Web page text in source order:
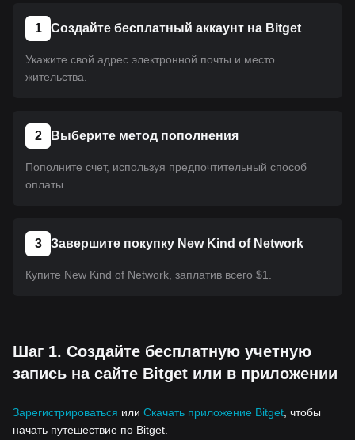
применимо ко всем криптовалютам,
размещенным на Bitget.
1 Создайте бесплатный аккаунт на Bitget
Укажите свой адрес электронной почты и место
жительства.
2 Выберите метод пополнения
Пополните счет, используя предпочтительный способ
оплаты.
3 Завершите покупку New Kind of Network
Купите New Kind of Network, заплатив всего $1.
Шаг 1. Создайте бесплатную учетную
запись на сайте Bitget или в приложении
Зарегистрироваться или Скачать приложение Bitget , чтобы
начать путешествие по Bitget.